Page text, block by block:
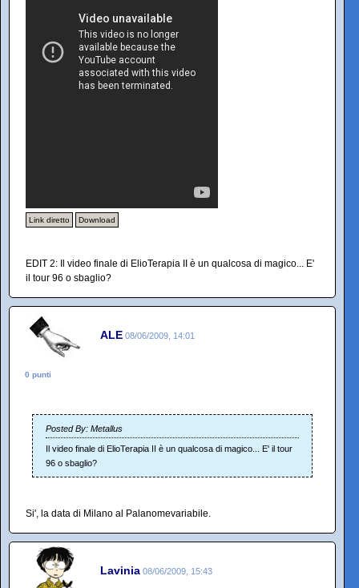
Link diretto Download
EDIT 2: Il video finale di ElioTerapia II è un qualcosa di magico... E'
il tour 96 o sbaglio?
ALE 08/06/2009, 14:01
0 punti
Posted By: Metallus
Il video finale di ElioTerapia II è un qualcosa di magico... E' il tour
96 o sbaglio?
Si', la data di Milano al Palanomevariabile.
Lavinia 08/06/2009, 15:43